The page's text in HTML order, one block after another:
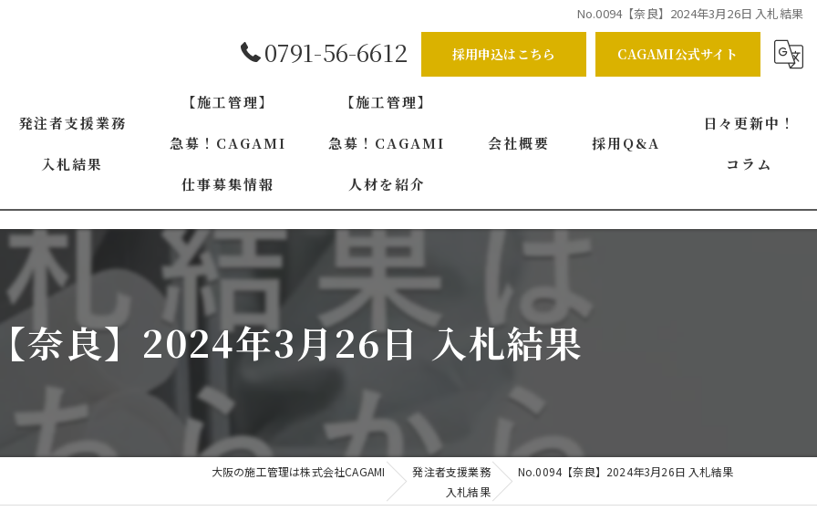
No.0094【奈良】2024年3月26日 入札結果
0791-56-6612 採用申込はこちら CAGAMI公式サイト
発注者支援業務
入札結果
大阪
京都
和歌山
【施工管理】
急募！CAGAMI
仕事募集情報
兵庫
大阪
京都
奈良
和歌山
滋賀
その他の地域
【施工管理】
急募！CAGAMI
人材を紹介
会社概要
事業案内
求める人物像
採用Q&A
日々更新中！
コラム
奈良】2024年3月26日 入札結果
大阪の施工管理は株式会社CAGAMI
発注者支援業務
入札結果
No.0094【奈良】2024年3月26日 入札結果